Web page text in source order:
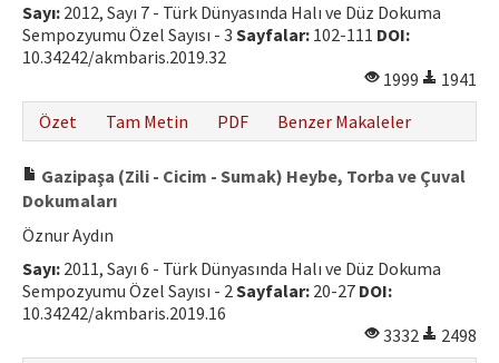
Sayı: 2012, Sayı 7 - Türk Dünyasında Halı ve Düz Dokuma
Sempozyumu Özel Sayısı - 3 Sayfalar: 102-111 DOI:
10.34242/akmbaris.2019.32
1999
1941
Özet
Tam Metin PDF Benzer Makaleler
Gazipaşa (Zili - Cicim - Sumak) Heybe, Torba ve Çuval
Dokumaları
Öznur Aydın
Sayı: 2011, Sayı 6 - Türk Dünyasında Halı ve Düz Dokuma
Sempozyumu Özel Sayısı - 2Sayfalar: 20-27 DOI:
10.34242/akmbaris.2019.16
3332
2498